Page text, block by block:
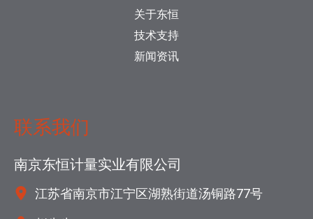
关于东恒
技术支持
新闻资讯
联系我们
南京东恒计量实业有限公司
江苏省南京市江宁区湖熟街道汤铜路77号